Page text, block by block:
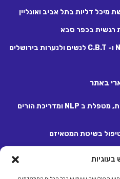
בעוגיות
מיכל דליות בתל אביב ואונליין
רגשית בכפר סבא
שירלי יאס – טיפול רגשי ב- NLP ו- C.B.T לנשים ולנערות בירושלים
באתר
שירן ברביבאי – פסיכותרפיסטית, מטפלת ב NLP ומדריכת הורים
בשיטת המטאיזם